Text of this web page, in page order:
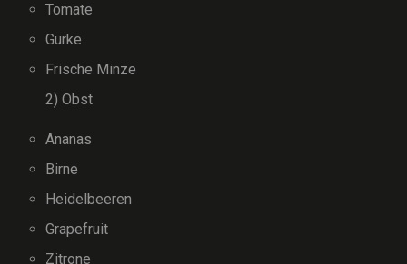
Tomate
Gurke
Frische Minze
2) Obst
Ananas
Birne
Heidelbeeren
Grapefruit
Zitrone